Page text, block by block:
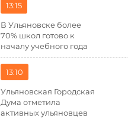
13:15
В Ульяновске более
70% школ готово к
началу учебного года
13:10
Ульяновская Городская
Дума отметила
активных ульяновцев